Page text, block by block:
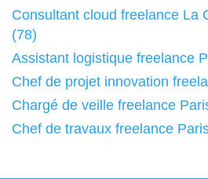
Consultant cloud freelance La
(78)
Assistant logistique freelance
Chef de projet innovation
Chargé de veille freelance
Chef de travaux freelance